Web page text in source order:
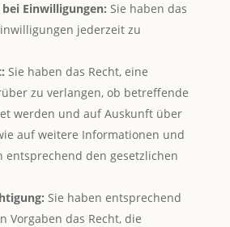
Einwilligungen: Sie haben das
jederzeit zu
Sie haben das Recht, eine
zu verlangen, ob betreffende
werden und auf Auskunft über
auf weitere Informationen und
entsprechend den gesetzlichen
Sie haben entsprechend
Vorgaben das Recht, die